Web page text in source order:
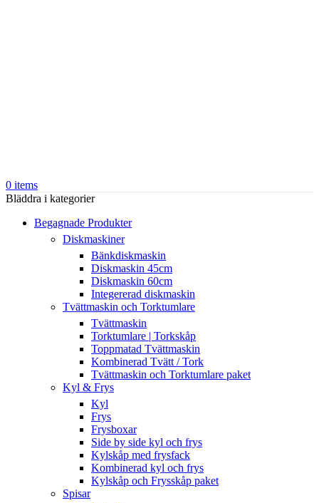
0 items
Bläddra i kategorier
Begagnade Produkter
Diskmaskiner
Bänkdiskmaskin
Diskmaskin 45cm
Diskmaskin 60cm
Integererad diskmaskin
Tvättmaskin och Torktumlare
Tvättmaskin
Torktumlare | Torkskåp
Toppmatad Tvättmaskin
Kombinerad Tvätt / Tork
Tvättmaskin och Torktumlare paket
Kyl & Frys
Kyl
Frys
Frysboxar
Side by side kyl och frys
Kylskåp med frysfack
Kombinerad kyl och frys
Kylskåp och Frysskåp paket
Spisar